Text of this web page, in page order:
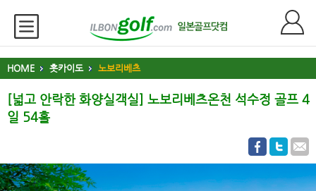
HOME 홋카이도 노보리베츠
[넓고 안락한 화양실객실] 노보리베츠온천 석수정 골프 4
일 54홀